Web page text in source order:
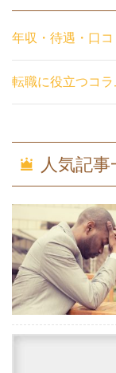
年収・待遇・口
転職に役立つコラ
人気記事